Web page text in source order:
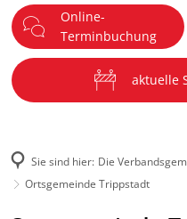
Menü
Online-
Terminbuchung
aktuelle
Sie sind hier: Die
Ortsgemeinde Trippstadt